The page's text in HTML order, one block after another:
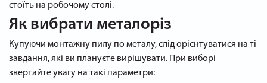
стоїть на робочому столі.
Як вибрати металоріз
Купуючи монтажну пилу по металу, слід орієнтуватися на ті
завдання, які ви плануєте вирішувати. При виборі
звертайте увагу на такі параметри: